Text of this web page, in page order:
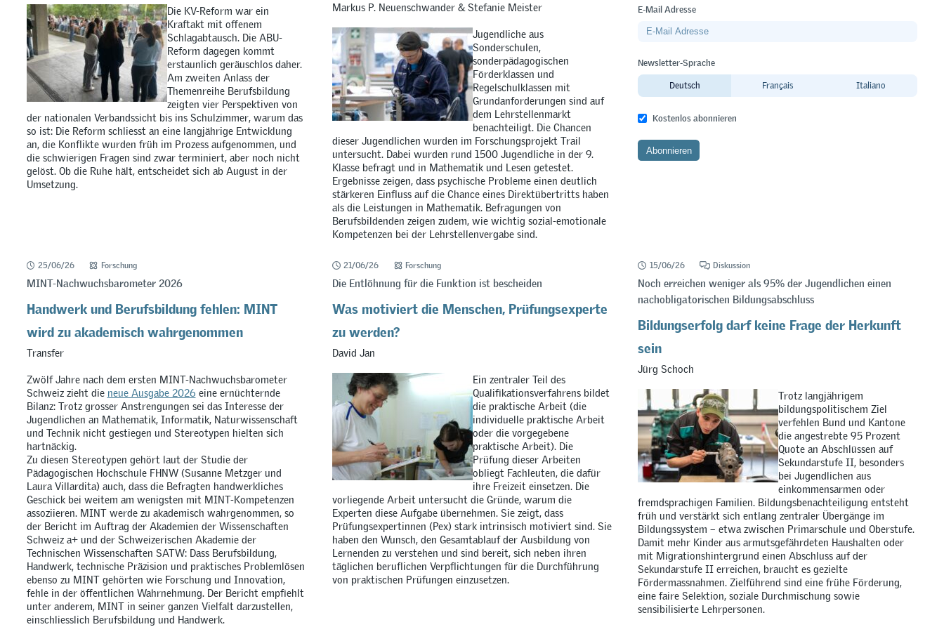
Die KV-Reform war ein
Kraftakt mit offenem
Schlagabtausch. Die ABU-
Reform dagegen kommt
erstaunlich geräuschlos daher.
Am zweiten Anlass der
Themenreihe Berufsbildung
zeigten vier Perspektiven von
der nationalen Verbandssicht bis ins Schulzimmer, warum das
so ist: Die Reform schliesst an eine langjährige Entwicklung
an, die Konflikte wurden früh im Prozess aufgenommen, und
die schwierigen Fragen sind zwar terminiert, aber noch nicht
gelöst. Ob die Ruhe hält, entscheidet sich ab August in der
Umsetzung.
Markus P. Neuenschwander & Stefanie Meister
Jugendliche aus
Sonderschulen,
sonderpädagogischen
Förderklassen und
Regelschulklassen mit
Grundanforderungen sind auf
dem Lehrstellenmarkt
benachteiligt. Die Chancen
dieser Jugendlichen wurden im Forschungsprojekt Trail
untersucht. Dabei wurden rund 1500 Jugendliche in der 9.
Klasse befragt und in Mathematik und Lesen getestet.
Ergebnisse zeigen, dass psychische Probleme einen deutlich
stärkeren Einfluss auf die Chance eines Direktübertritts haben
als die Leistungen in Mathematik. Befragungen von
Berufsbildenden zeigen zudem, wie wichtig sozial-emotionale
Kompetenzen bei der Lehrstellenvergabe sind.
E-Mail Adresse
Newsletter-Sprache
Deutsch
Français Italiano
Kostenlos abonnieren
25/06/26 Forschung
MINT-Nachwuchsbarometer 2026
Handwerk und Berufsbildung fehlen: MINT
wird zu akademisch wahrgenommen
Transfer
Zwölf Jahre nach dem ersten MINT-Nachwuchsbarometer
Schweiz zieht die neue Ausgabe 2026 eine ernüchternde
Bilanz: Trotz grosser Anstrengungen sei das Interesse der
Jugendlichen an Mathematik, Informatik, Naturwissenschaft
und Technik nicht gestiegen und Stereotypen hielten sich
hartnäckig.
Zu diesen Stereotypen gehört laut der Studie der
Pädagogischen Hochschule FHNW (Susanne Metzger und
Laura Villardita) auch, dass die Befragten handwerkliches
Geschick bei weitem am wenigsten mit MINT-Kompetenzen
assoziieren. MINT werde zu akademisch wahrgenommen, so
der Bericht im Auftrag der Akademien der Wissenschaften
Schweiz a+ und der Schweizerischen Akademie der
Technischen Wissenschaften SATW: Dass Berufsbildung,
Handwerk, technische Präzision und praktisches Problemlösen
ebenso zu MINT gehörten wie Forschung und Innovation,
fehle in der öffentlichen Wahrnehmung. Der Bericht empfiehlt
unter anderem, MINT in seiner ganzen Vielfalt darzustellen,
einschliesslich Berufsbildung und Handwerk.
21/06/26 Forschung
Die Entlöhnung für die Funktion ist bescheiden
Was motiviert die Menschen, Prüfungsexperte
zu werden?
David Jan
Ein zentraler Teil des
Qualifikationsverfahrens bildet
die praktische Arbeit (die
individuelle praktische Arbeit
oder die vorgegebene
praktische Arbeit). Die
Prüfung dieser Arbeiten
obliegt Fachleuten, die dafür
ihre Freizeit einsetzen. Die
vorliegende Arbeit untersucht die Gründe, warum die
Experten diese Aufgabe übernehmen. Sie zeigt, dass
Prüfungsexpertinnen (Pex) stark intrinsisch motiviert sind. Sie
haben den Wunsch, den Gesamtablauf der Ausbildung von
Lernenden zu verstehen und sind bereit, sich neben ihren
täglichen beruflichen Verpflichtungen für die Durchführung
von praktischen Prüfungen einzusetzen.
15/06/26 Diskussion
Noch erreichen weniger als 95% der Jugendlichen einen
nachobligatorischen Bildungsabschluss
Bildungserfolg darf keine Frage der Herkunft
sein
Jürg Schoch
Trotz langjährigem
bildungspolitischem Ziel
verfehlen Bund und Kantone
die angestrebte 95 Prozent
Quote an Abschlüssen auf
Sekundarstufe II, besonders
bei Jugendlichen aus
einkommensarmen oder
fremdsprachigen Familien. Bildungsbenachteiligung entsteht
früh und verstärkt sich entlang zentraler Übergänge im
Bildungssystem – etwa zwischen Primarschule und Oberstufe.
Damit mehr Kinder aus armutsgefährdeten Haushalten oder
mit Migrationshintergrund einen Abschluss auf der
Sekundarstufe II erreichen, braucht es gezielte
Fördermassnahmen. Zielführend sind eine frühe Förderung,
eine faire Selektion, soziale Durchmischung sowie
sensibilisierte Lehrpersonen.